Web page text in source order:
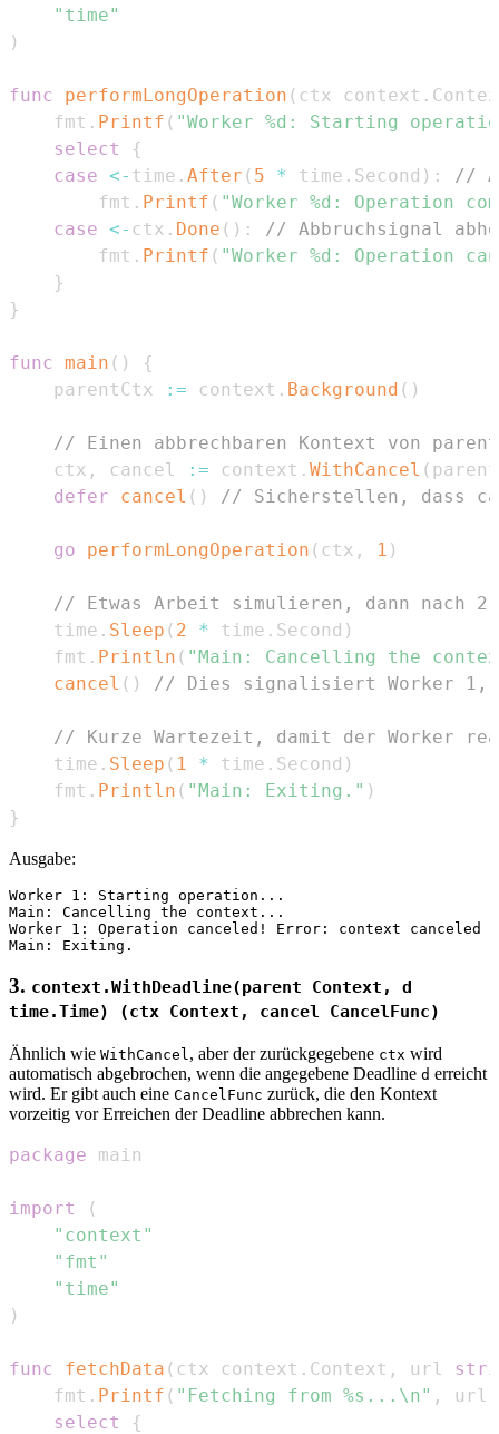
"time"
)
func performLongOperation ( ctx context .
	fmt
. Printf ( "Worker %d: Starting
select
{
case <- time . After ( 5 * time . Second ) :
//
		fmt
. Printf ( "Worker %d: Operation
case <- ctx . Done ( ) :
// Abbruchsignal
		fmt
. Printf ( "Worker %d: Operation
}
}
func main ( )
{
	parentCtx
:= context . Background ( )
// Einen abbrechbaren Kontext von
	ctx
, cancel := context . WithCancel (
defer
cancel ( ) // Sicherstellen, dass
go performLongOperation ( ctx , 1 )
// Etwas Arbeit simulieren, dann nach 2
	time
. Sleep ( 2 * time . Second )
	fmt
. Println ( "Main: Cancelling the
cancel ( ) // Dies signalisiert Worker 1,
// Kurze Wartezeit, damit der Worker
	time
. Sleep ( 1 * time . Second )
	fmt
. Println ( "Main: Exiting." )
}
Ausgabe:
Worker 1: Starting operation...
Main: Cancelling the context...
Worker 1: Operation canceled! Error: context canceled
3. context.WithDeadline(parent Context, d
time.Time) (ctx Context, cancel CancelFunc)
Ähnlich wie WithCancel , aber der zurückgegebene ctx wird
automatisch abgebrochen, wenn die angegebene Deadline d erreicht
wird. Er gibt auch eine CancelFunc zurück, die den Kontext
vorzeitig vor Erreichen der Deadline abbrechen kann.
package
import
(
"context"
"fmt"
"time"
)
func fetchData ( ctx context . Context , url
	fmt
. Printf ( "Fetching from %s...\n" , url
select
{